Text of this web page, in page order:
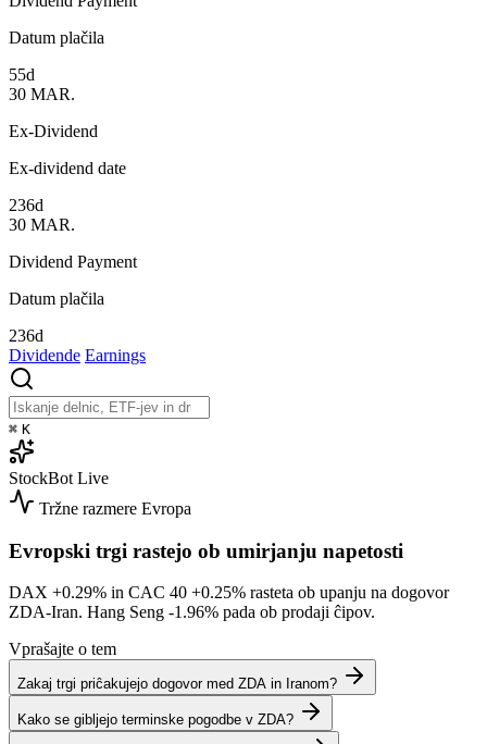
Datum plačila
55d
30 MAR.
Ex-Dividend
Ex-dividend date
236d
30 MAR.
Dividend Payment
Datum plačila
236d
Dividende Earnings
⌘ K
StockBot Live
Tržne razmere Evropa
Evropski trgi rastejo ob umirjanju napetosti
DAX +0.29% in CAC 40 +0.25% rasteta ob upanju na dogovor
ZDA-Iran. Hang Seng -1.96% pada ob prodaji ĉipov.
Vprašajte o tem
Zakaj trgi priĉakujejo dogovor med ZDA in Iranom?
Kako se gibljejo terminske pogodbe v ZDA?